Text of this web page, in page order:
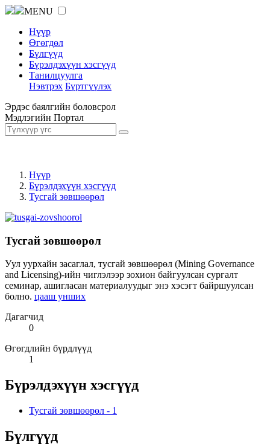
MENU
Нүүр
Өгөгдөл
Бүлгүүд
Бүрэлдэхүүн хэсгүүд
Танилцуулга
Нэвтрэх Бүртгүүлэх
Эрдэс баялгийн боловсрол
Мэдлэгийн Портал
Нүүр
Бүрэлдэхүүн хэсгүүд
Тусгай зөвшөөрөл
Тусгай зөвшөөрөл
Уул уурхайн засаглал, тусгай зөвшөөрөл (Mining Governance
and Licensing)-ийн чиглэлээр зохион байгуулсан сургалт
семинар, ашигласан материалуудыг энэ хэсэгт байршуулсан
болно. цааш унших
Дагагчид
0
Өгөгдлийн бүрдлүүд
1
Бүрэлдэхүүн хэсгүүд
Тусгай зөвшөөрөл - 1
Бүлгүүд